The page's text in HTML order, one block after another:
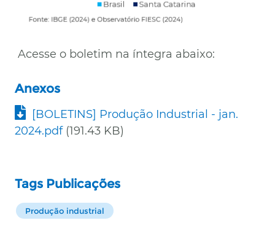
Acesse o boletim na íntegra abaixo:
Anexos
Documento
[BOLETINS] Produção Industrial - jan.
2024.pdf (191.43 KB)
Tags Publicações
Produção industrial